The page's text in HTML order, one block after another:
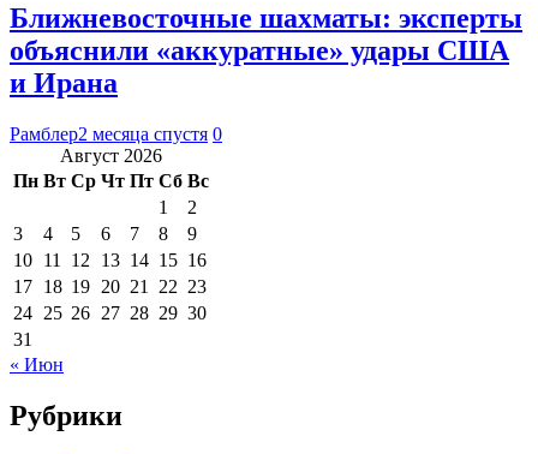
Ближневосточные шахматы: эксперты
объяснили «аккуратные» удары США
и Ирана
Рамблер2 месяца спустя 0
Август 2026
Пн Вт Ср Чт Пт Сб Вс
1
2
3
4 5 6 7 8
9
10 11 12 13 14 15 16
17 18 19 20 21 22 23
24 25 26 27 28 29 30
31
« Июн
Рубрики